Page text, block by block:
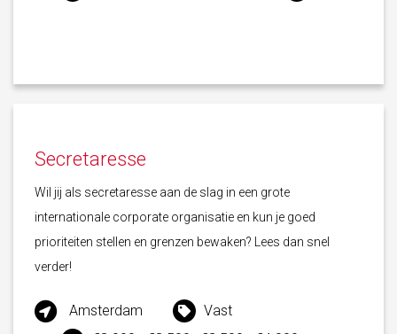
Secretaresse
Wil jij als secretaresse aan de slag in een grote
internationale corporate organisatie en kun je goed
prioriteiten stellen en grenzen bewaken? Lees dan snel
verder!
Amsterdam
Vast